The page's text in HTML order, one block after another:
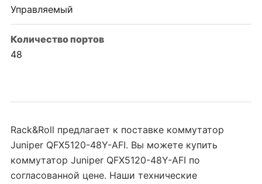
Управляемый
Количество портов
48
Rack&Roll предлагает к поставке коммутатор
Juniper QFX5120-48Y-AFI. Вы можете купить
коммутатор Juniper QFX5120-48Y-AFI по
согласованной цене. Наши технические